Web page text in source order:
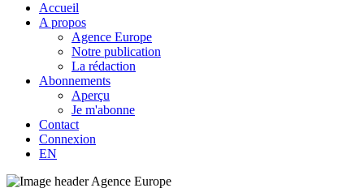
Accueil
A propos
Agence Europe
Notre publication
La rédaction
Abonnements
Aperçu
Je m'abonne
Contact
Connexion
EN